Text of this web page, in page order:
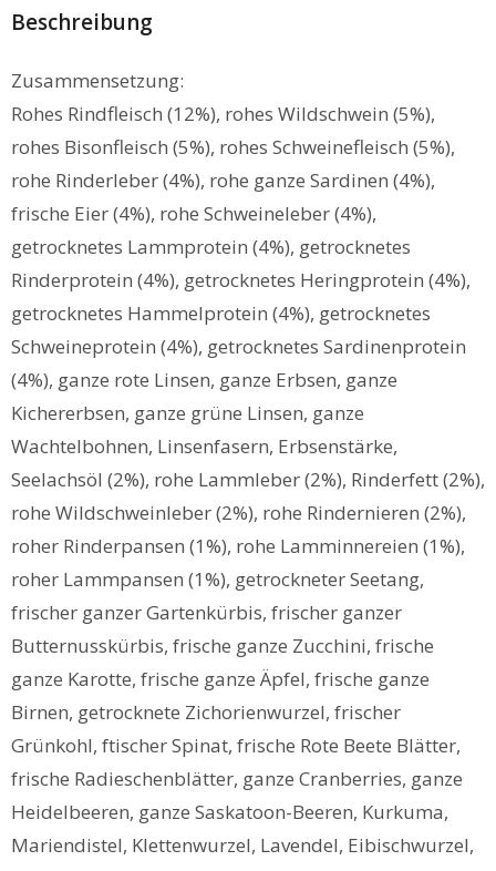
Beschreibung
Zusammensetzung:
Rohes Rindfleisch (12%), rohes Wildschwein (5%),
rohes Bisonfleisch (5%), rohes Schweinefleisch (5%),
rohe Rinderleber (4%), rohe ganze Sardinen (4%),
frische Eier (4%), rohe Schweineleber (4%),
getrocknetes Lammprotein (4%), getrocknetes
Rinderprotein (4%), getrocknetes Heringprotein (4%),
getrocknetes Hammelprotein (4%), getrocknetes
Schweineprotein (4%), getrocknetes Sardinenprotein
(4%), ganze rote Linsen, ganze Erbsen, ganze
Kichererbsen, ganze grüne Linsen, ganze
Wachtelbohnen, Linsenfasern, Erbsenstärke,
Seelachsöl (2%), rohe Lammleber (2%), Rinderfett (2%),
rohe Wildschweinleber (2%), rohe Rindernieren (2%),
roher Rinderpansen (1%), rohe Lamminnereien (1%),
roher Lammpansen (1%), getrockneter Seetang,
frischer ganzer Gartenkürbis, frischer ganzer
Butternusskürbis, frische ganze Zucchini, frische
ganze Karotte, frische ganze Äpfel, frische ganze
Birnen, getrocknete Zichorienwurzel, frischer
Grünkohl, ftischer Spinat, frische Rote Beete Blätter,
frische Radieschenblätter, ganze Cranberries, ganze
Heidelbeeren, ganze Saskatoon-Beeren, Kurkuma,
Mariendistel, Klettenwurzel, Lavendel, Eibischwurzel,